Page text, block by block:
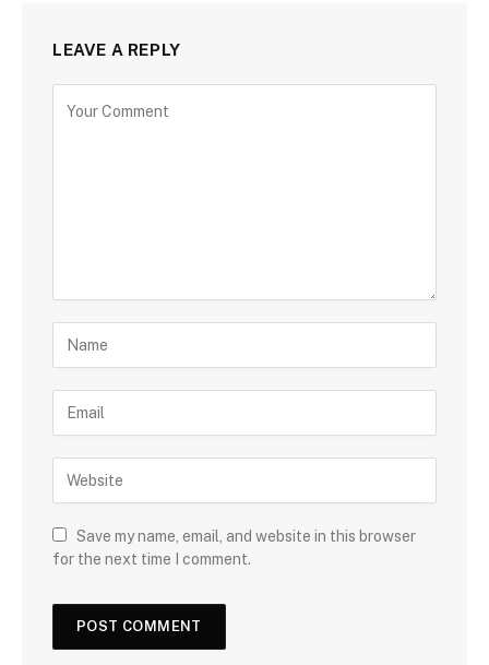
LEAVE A REPLY
Save my name, email, and website in this browser
for the next time I comment.